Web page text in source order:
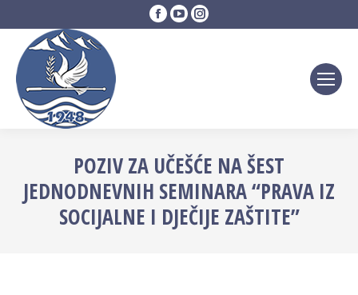
Facebook
page
YouTube
page
Instagram
page
POZIV ZA UČEŠĆE NA ŠEST
JEDNODNEVNIH SEMINARA “PRAVA IZ
SOCIJALNE I DJEČIJE ZAŠTITE”